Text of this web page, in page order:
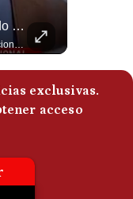
¿Irán Se Está Convirtiendo En Un Régimen Militar? | #radar24